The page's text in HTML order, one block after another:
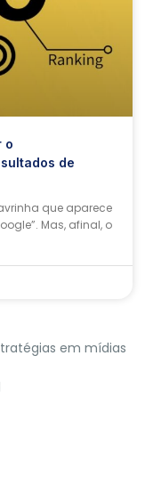
o
de
que aparece
Mas, afinal, o
em mídias